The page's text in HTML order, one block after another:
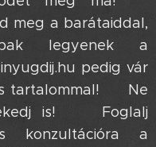
meg a barátaiddal,
legyenek a
pedig vár
tartalommal! ✨ Ne
is! 💪 Foglalj
konzultációra a